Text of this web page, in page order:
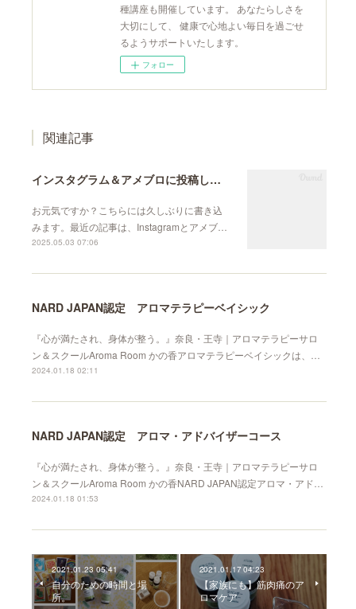
種講座も開催しています。 あなたらしさを
大切にして、 健康で心地よい毎日を過ごせ
るようサポートいたします。
フォロー
関連記事
インスタグラム＆アメブロに投稿しています
お元気ですか？こちらには久しぶりに書き込
みます。最近の記事は、Instagramとアメブ…
2025.05.03 07:06
NARD JAPAN認定 アロマテラピーベイシック
『心が満たされ、身体が整う。』奈良・王寺｜アロマテラピーサロ
ン＆スクールAroma Room かの香アロマテラピーベイシックは、…
2024.01.18 02:11
NARD JAPAN認定 アロマ・アドバイザーコース
『心が満たされ、身体が整う。』奈良・王寺｜アロマテラピーサロ
ン＆スクールAroma Room かの香NARD JAPAN認定アロマ・アド…
2024.01.18 01:53
2021.01.23 05:41
自分のための時間と場
所。
2021.01.17 04:23
【家族にも】筋肉痛のア
ロマケア